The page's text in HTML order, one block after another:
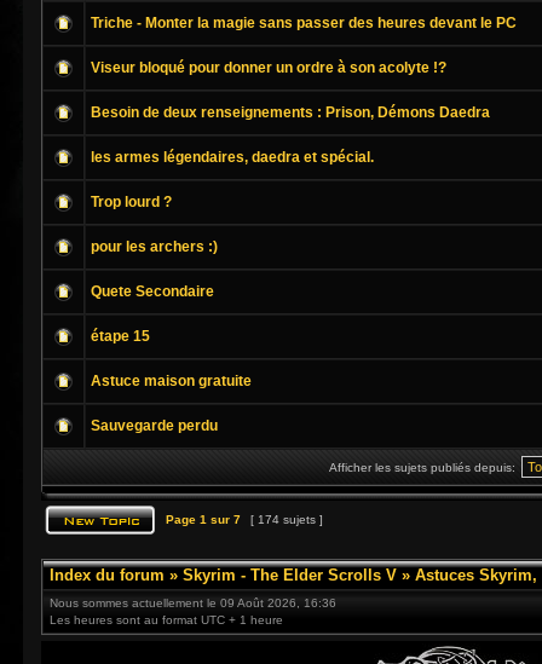
Triche - Monter la magie sans passer des heures devant le PC
Viseur bloqué pour donner un ordre à son acolyte !?
Besoin de deux renseignements : Prison, Démons Daedra
les armes légendaires, daedra et spécial.
Trop lourd ?
pour les archers :)
Quete Secondaire
étape 15
Astuce maison gratuite
Sauvegarde perdu
Afficher les sujets publiés depuis:
Page 1 sur 7 [ 174 sujets ]
Index du forum » Skyrim - The Elder Scrolls V » Astuces
Nous sommes actuellement le 09 Août 2026, 16:36
Les heures sont au format UTC + 1 heure